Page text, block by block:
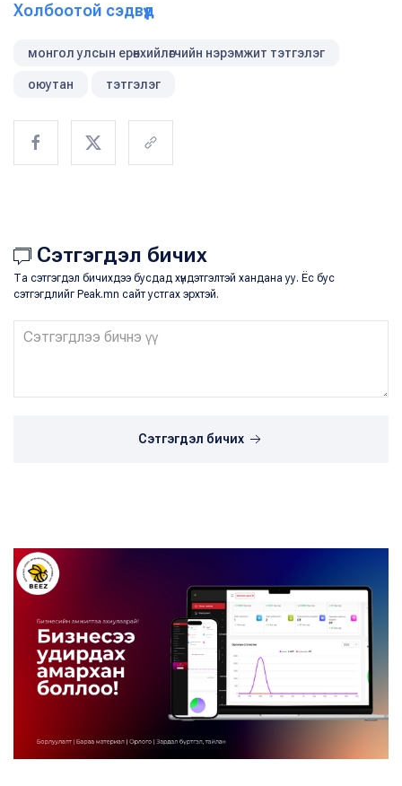
Холбоотой сэдвүүд
монгол улсын ерөнхийлөгчийн нэрэмжит тэтгэлэг
оюутан тэтгэлэг
Сэтгэгдэл бичих
Та сэтгэгдэл бичихдээ бусдад хүндэтгэлтэй хандана уу. Ёс бус
сэтгэгдлийг Peak.mn сайт устгах эрхтэй.
Сэтгэгдэл бичих